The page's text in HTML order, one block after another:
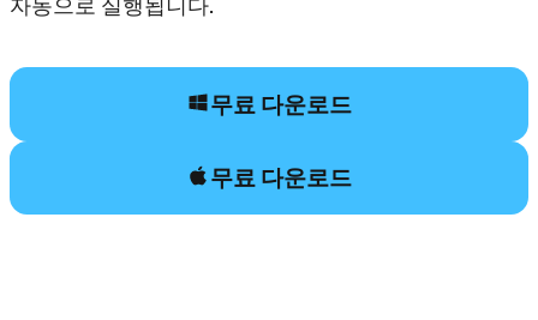
무료 다운로드
무료 다운로드